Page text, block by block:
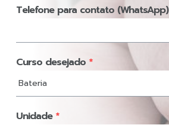
Telefone para contato (WhatsApp)
Curso desejado *
Unidade *